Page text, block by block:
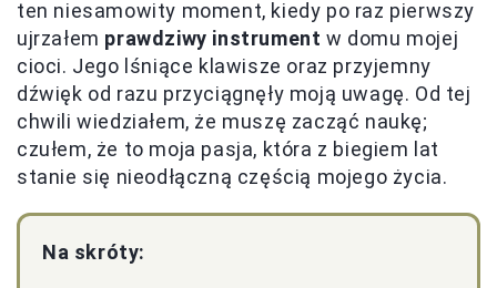
ten niesamowity moment, kiedy po raz pierwszy
ujrzałem prawdziwy instrument w domu mojej
cioci. Jego lśniące klawisze oraz przyjemny
dźwięk od razu przyciągnęły moją uwagę. Od tej
chwili wiedziałem, że muszę zacząć naukę;
czułem, że to moja pasja, która z biegiem lat
stanie się nieodłączną częścią mojego życia.
Na skróty: